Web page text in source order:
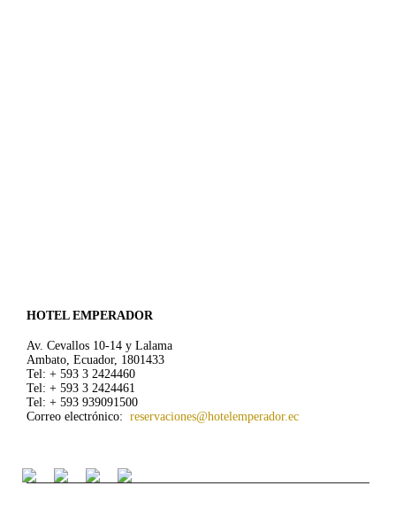
HOTEL EMPERADOR
Av. Cevallos 10-14 y Lalama
Ambato, Ecuador, 1801433
Tel: + 593 3 2424460
Tel: + 593 3 2424461
Tel: + 593 939091500
Correo electrónico: reservaciones@hotelemperador.ec